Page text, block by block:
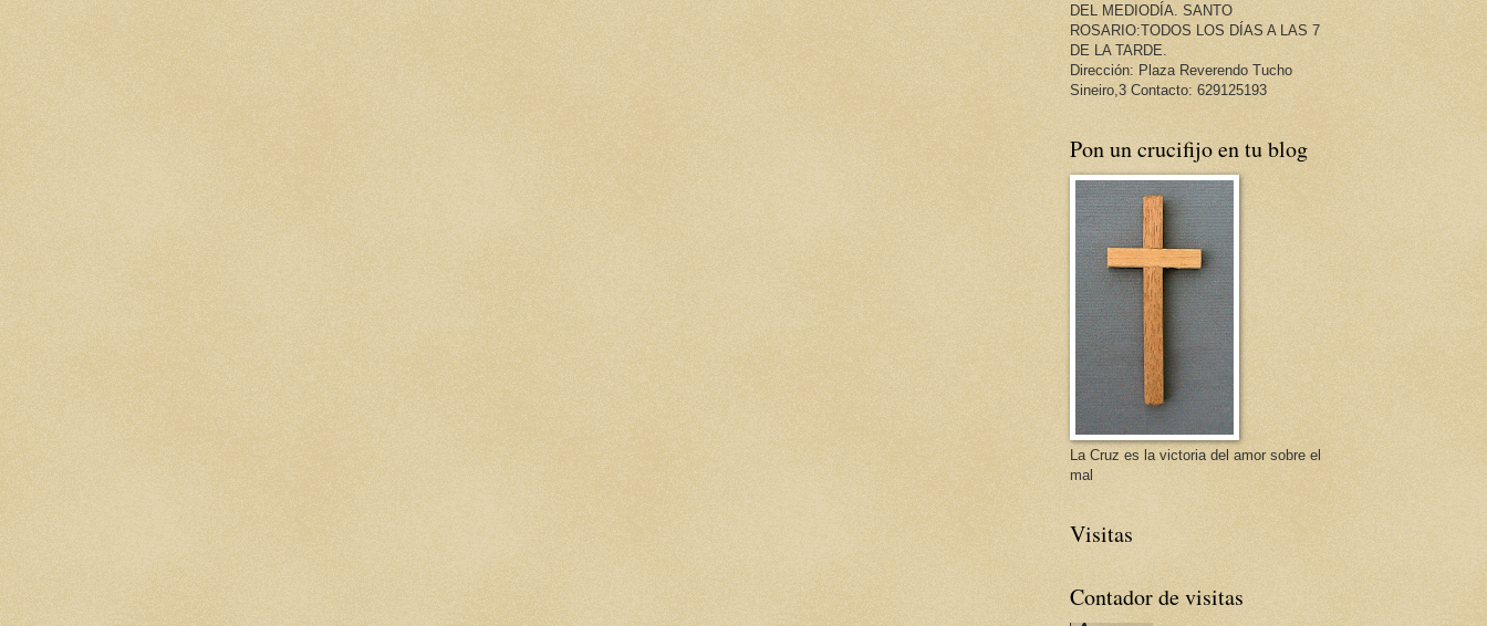
DEL MEDIODÍA. SANTO
ROSARIO:TODOS LOS DÍAS A LAS 7
DE LA TARDE.
Dirección: Plaza Reverendo Tucho
Sineiro,3 Contacto: 629125193
Pon un crucifijo en tu blog
La Cruz es la victoria del amor sobre el
mal
Visitas
Contador de visitas